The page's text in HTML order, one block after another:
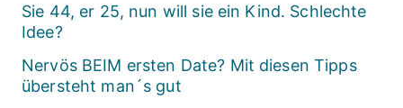
Sie 44, er 25, nun will sie ein Kind. Schlechte
Idee?
Nervös BEIM ersten Date? Mit diesen Tipps
übersteht man´s gut